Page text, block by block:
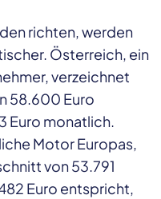
richten, werden
Österreich, ein
verzeichnet
58.600 Euro
Euro monatlich.
Motor Europas,
von 53.791
Euro entspricht,